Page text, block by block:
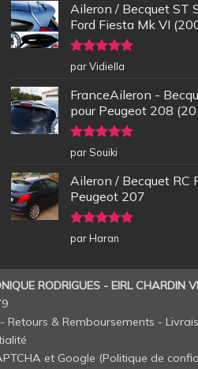
Aileron / Becquet ST
Ford Fiesta Mk VI
Note5sur
5
par Vidiella
FranceAileron -
pour Peugeot 208
Note5sur
5
par Souiki
Aileron / Becquet RC
Peugeot 207
Note5sur
5
par Haran
RODRIGUES - EIRL CHARDIN
- Retours & Remboursements -
et Google (Politique de